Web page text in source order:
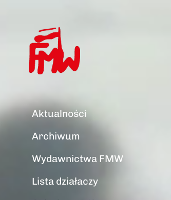
Aktualności
Archiwum
Wydawnictwa FMW
Lista działaczy